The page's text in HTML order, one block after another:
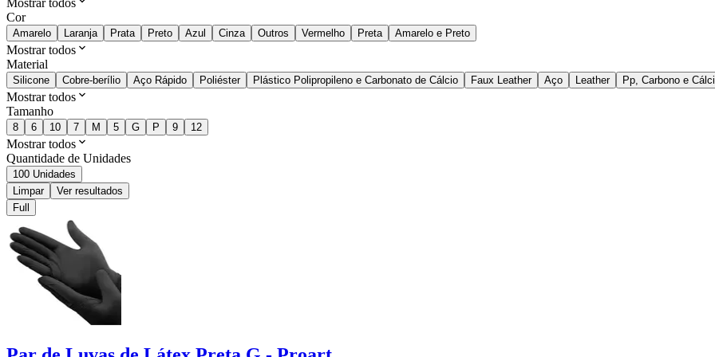
Mostrar todos
Cor
Amarelo Laranja Prata Preto Azul Cinza Outros Vermelho Preta Amarelo e Preto
Mostrar todos
Material
Silicone Cobre-berílio Aço Rápido Poliéster Plástico Polipropileno e Carbonato de Cálcio Faux Leather Aço Leather Pp, Carbono e
Mostrar todos
Tamanho
8 6 10 7 M 5 G P 9 12
Mostrar todos
Quantidade de Unidades
100 Unidades
Limpar
Ver resultados
Full